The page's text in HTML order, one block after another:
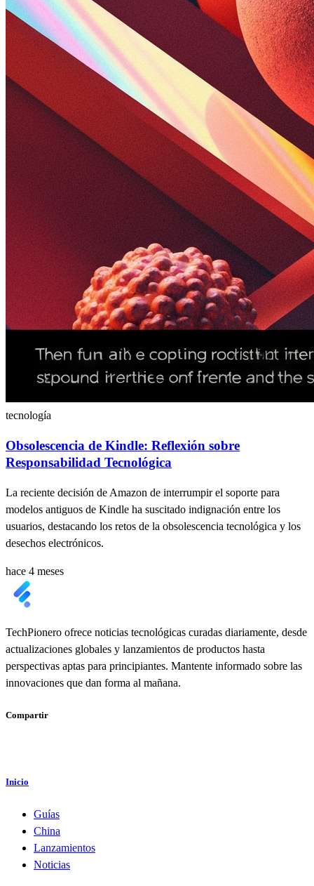
tecnología
Obsolescencia de Kindle: Reflexión sobre
Responsabilidad Tecnológica
La reciente decisión de Amazon de interrumpir el soporte para
modelos antiguos de Kindle ha suscitado indignación entre los
usuarios, destacando los retos de la obsolescencia tecnológica y los
desechos electrónicos.
hace 4 meses
TechPionero ofrece noticias tecnológicas curadas diariamente, desde
actualizaciones globales y lanzamientos de productos hasta
perspectivas aptas para principiantes. Mantente informado sobre las
innovaciones que dan forma al mañana.
Compartir
Inicio
Guías
China
Lanzamientos
Noticias